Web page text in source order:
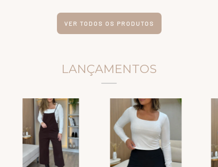
VER TODOS OS PRODUTOS
LANÇAMENTOS